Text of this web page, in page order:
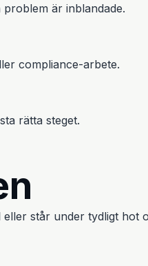
är inblandade.
compliance-arbete.
rätta steget.
står under tydligt hot